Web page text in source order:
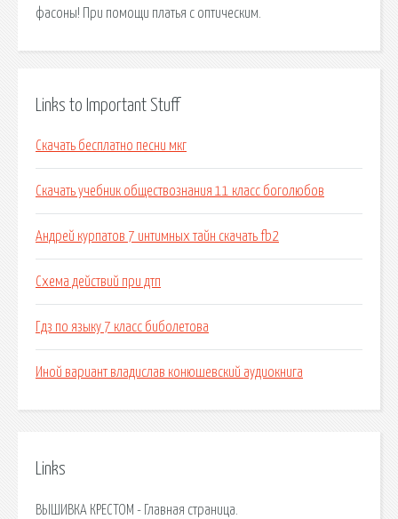
фасоны! При помощи платья с оптическим.
Links to Important Stuff
Скачать бесплатно песни мкг
Скачать учебник обществознания 11 класс боголюбов
Андрей курпатов 7 интимных тайн скачать fb2
Схема действий при дтп
Гдз по языку 7 класс биболетова
Иной вариант владислав конюшевский аудиокнига
Links
ВЫШИВКА КРЕСТОМ - Главная страница.